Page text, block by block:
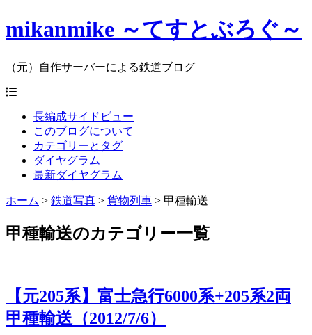
mikanmike ～てすとぶろぐ～
（元）自作サーバーによる鉄道ブログ
長編成サイドビュー
このブログについて
カテゴリーとタグ
ダイヤグラム
最新ダイヤグラム
ホーム > 鉄道写真 > 貨物列車 > 甲種輸送
甲種輸送のカテゴリー一覧
【元205系】富士急行6000系+205系2両
甲種輸送（2012/7/6）